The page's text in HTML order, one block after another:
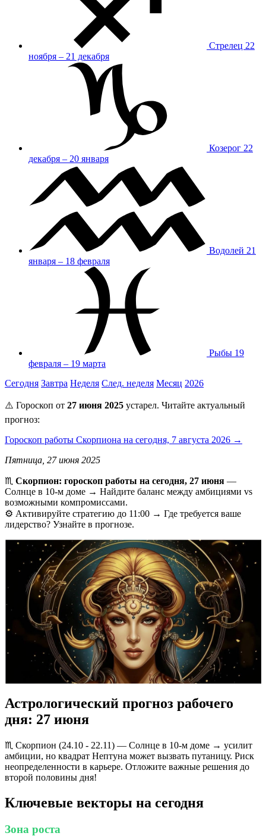
Стрелец 22
ноября – 21 декабря
Козерог 22
декабря – 20 января
Водолей 21
января – 18 февраля
Рыбы 19
февраля – 19 марта
Сегодня Завтра Неделя След. неделя Месяц 2026
⚠️ Гороскоп от 27 июня 2025 устарел. Читайте актуальный
прогноз:
Гороскоп работы Скорпиона на сегодня, 7 августа 2026 →
Пятница, 27 июня 2025
♏️ Скорпион: гороскоп работы на сегодня, 27 июня —
Солнце в 10-м доме → Найдите баланс между амбициями vs
возможными компромиссами.
⚙️ Активируйте стратегию до 11:00 → Где требуется ваше
лидерство? Узнайте в прогнозе.
Астрологический прогноз рабочего
дня: 27 июня
♏️ Скорпион (24.10 - 22.11) — Солнце в 10-м доме → усилит
амбиции, но квадрат Нептуна может вызвать путаницу. Риск
неопределенности в карьере. Отложите важные решения до
второй половины дня!
Ключевые векторы на сегодня
Зона роста